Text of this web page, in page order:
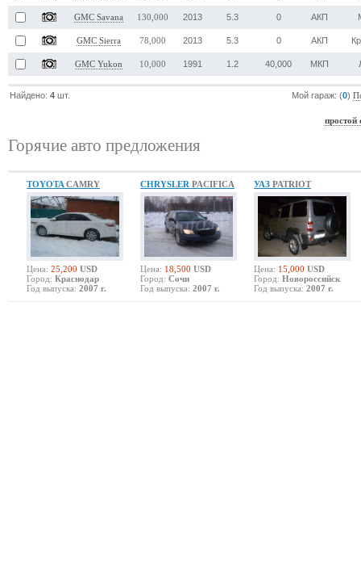
GMC Savana 130,000 2013 5.3 0 АКП
GMC Sierra 78,000 2013 5.3 0 АКП
GMC Yukon 10,000 1991 1.2 40,000 МКП
Найдено:4 шт. Мой гараж: (0)
простой
Горячие авто предложения
TOYOTA CAMRY
Цена: 25,200 USD
Город: Краснодар
Год выпуска: 2007 г.
CHRYSLER PACIFICA
Цена: 18,500 USD
Город: Сочи
Год выпуска: 2007 г.
УАЗ PATRIOT
Цена: 15,000 USD
Город: Новороссийск
Год выпуска: 2007 г.